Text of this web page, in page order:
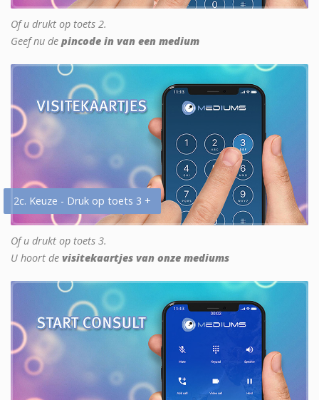
Of u drukt op toets 2.
Geef nu de pincode in van een medium
2c. Keuze - Druk op toets 3 +
Of u drukt op toets 3.
U hoort de visitekaartjes van onze mediums